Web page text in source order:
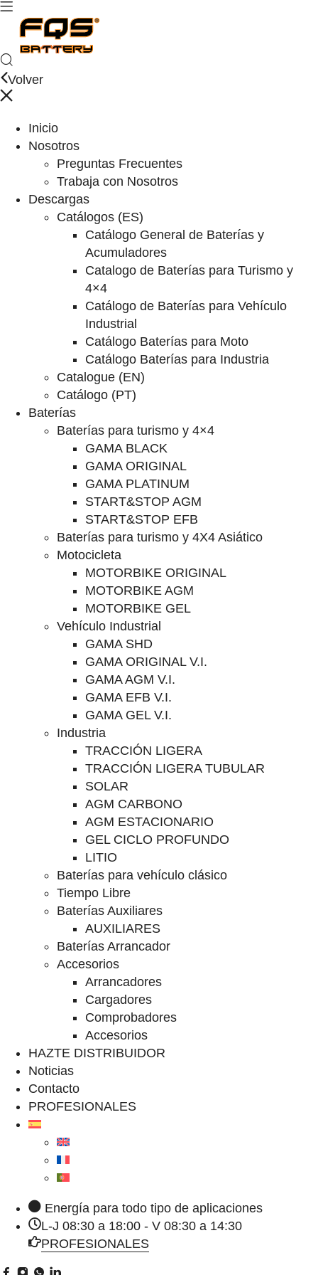
Volver
Inicio
Nosotros
Preguntas Frecuentes
Trabaja con Nosotros
Descargas
Catálogos (ES)
Catálogo General de Baterías y
Acumuladores
Catalogo de Baterías para Turismo y
4×4
Catálogo de Baterías para Vehículo
Industrial
Catálogo Baterías para Moto
Catálogo Baterías para Industria
Catalogue (EN)
Catálogo (PT)
Baterías
Baterías para turismo y 4×4
GAMA BLACK
GAMA ORIGINAL
GAMA PLATINUM
START&STOP AGM
START&STOP EFB
Baterías para turismo y 4X4 Asiático
Motocicleta
MOTORBIKE ORIGINAL
MOTORBIKE AGM
MOTORBIKE GEL
Vehículo Industrial
GAMA SHD
GAMA ORIGINAL V.I.
GAMA AGM V.I.
GAMA EFB V.I.
GAMA GEL V.I.
Industria
TRACCIÓN LIGERA
TRACCIÓN LIGERA TUBULAR
SOLAR
AGM CARBONO
AGM ESTACIONARIO
GEL CICLO PROFUNDO
LITIO
Baterías para vehículo clásico
Tiempo Libre
Baterías Auxiliares
AUXILIARES
Baterías Arrancador
Accesorios
Arrancadores
Cargadores
Comprobadores
Accesorios
HAZTE DISTRIBUIDOR
Noticias
Contacto
PROFESIONALES
Energía para todo tipo de aplicaciones
L-J 08:30 a 18:00 - V 08:30 a 14:30
PROFESIONALES